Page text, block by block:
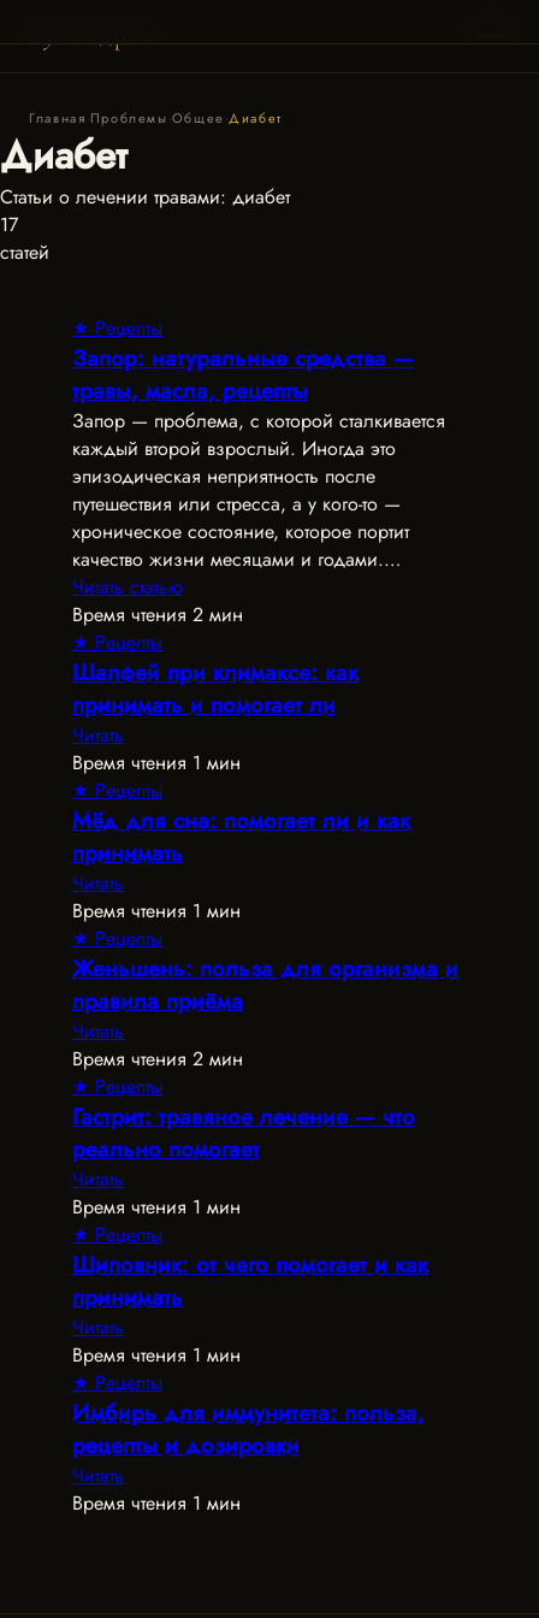
БудьЗдрав
Главная·Проблемы·Общее ·Диабет
Диабет
Статьи о лечении травами: диабет
17
статей
★ Рецепты
Запор: натуральные средства —
травы, масла, рецепты
Запор — проблема, с которой сталкивается
каждый второй взрослый. Иногда это
эпизодическая неприятность после
путешествия или стресса, а у кого-то —
хроническое состояние, которое портит
качество жизни месяцами и годами.…
Читать статью
Время чтения 2 мин
★ Рецепты
Шалфей при климаксе: как
принимать и помогает ли
Читать
Время чтения 1 мин
★ Рецепты
Мёд для сна: помогает ли и как
принимать
Читать
Время чтения 1 мин
★ Рецепты
Женьшень: польза для организма и
правила приёма
Читать
Время чтения 2 мин
★ Рецепты
Гастрит: травяное лечение — что
реально помогает
Читать
Время чтения 1 мин
★ Рецепты
Шиповник: от чего помогает и как
принимать
Читать
Время чтения 1 мин
★ Рецепты
Имбирь для иммунитета: польза,
рецепты и дозировки
Читать
Время чтения 1 мин
Пагинация
записей